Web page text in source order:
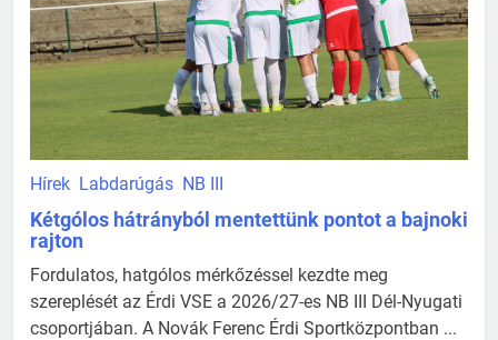
Hírek Labdarúgás NB III
Kétgólos hátrányból mentettünk pontot a bajnoki
rajton
Fordulatos, hatgólos mérkőzéssel kezdte meg
szereplését az Érdi VSE a 2026/27-es NB III Dél-Nyugati
csoportjában. A Novák Ferenc Érdi Sportközpontban ...